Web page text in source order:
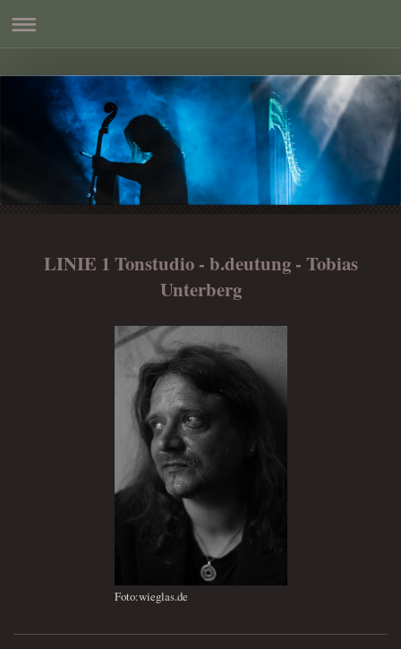
LINIE 1 Tonstudio - b.deutung - Tobias
Unterberg
Foto:wieglas.de